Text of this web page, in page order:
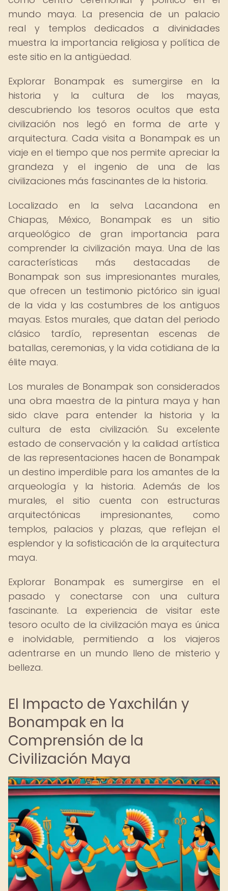
mundo maya. La presencia de un palacio
real y templos dedicados a divinidades
muestra la importancia religiosa y política de
este sitio en la antigüedad.
Explorar Bonampak es sumergirse en la
historia y la cultura de los mayas,
descubriendo los tesoros ocultos que esta
civilización nos legó en forma de arte y
arquitectura. Cada visita a Bonampak es un
viaje en el tiempo que nos permite apreciar la
grandeza y el ingenio de una de las
civilizaciones más fascinantes de la historia.
Localizado en la selva Lacandona en
Chiapas, México, Bonampak es un sitio
arqueológico de gran importancia para
comprender la civilización maya. Una de las
características más destacadas de
Bonampak son sus impresionantes murales,
que ofrecen un testimonio pictórico sin igual
de la vida y las costumbres de los antiguos
mayas. Estos murales, que datan del periodo
clásico tardío, representan escenas de
batallas, ceremonias, y la vida cotidiana de la
élite maya.
Los murales de Bonampak son considerados
una obra maestra de la pintura maya y han
sido clave para entender la historia y la
cultura de esta civilización. Su excelente
estado de conservación y la calidad artística
de las representaciones hacen de Bonampak
un destino imperdible para los amantes de la
arqueología y la historia. Además de los
murales, el sitio cuenta con estructuras
arquitectónicas impresionantes, como
templos, palacios y plazas, que reflejan el
esplendor y la sofisticación de la arquitectura
maya.
Explorar Bonampak es sumergirse en el
pasado y conectarse con una cultura
fascinante. La experiencia de visitar este
tesoro oculto de la civilización maya es única
e inolvidable, permitiendo a los viajeros
adentrarse en un mundo lleno de misterio y
belleza.
El Impacto de Yaxchilán y
Bonampak en la
Comprensión de la
Civilización Maya